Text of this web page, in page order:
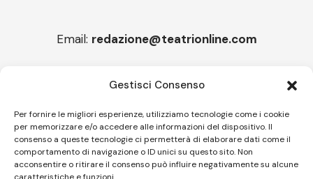
Gestisci Consenso
Per fornire le migliori esperienze, utilizziamo tecnologie come i cookie
per memorizzare e/o accedere alle informazioni del dispositivo. Il
consenso a queste tecnologie ci permetterà di elaborare dati come il
comportamento di navigazione o ID unici su questo sito. Non
acconsentire o ritirare il consenso può influire negativamente su alcune
Email: redazione@teatrionline.com
“Armonie d’arte” attende Joey Calderazzo